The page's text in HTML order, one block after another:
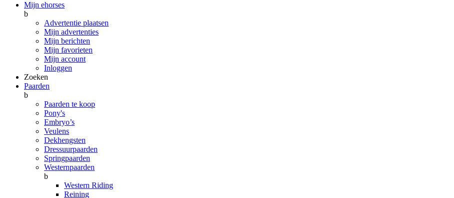
Mijn ehorses
b
Advertentie plaatsen
Mijn advertenties
Mijn berichten
Mijn favorieten
Mijn account
Inloggen
Zoeken
Paarden
b
Paarden te koop
Pony's
Embryo’s
Veulens
Dekhengsten
Dressuurpaarden
Springpaarden
Westernpaarden
b
Western Riding
Reining